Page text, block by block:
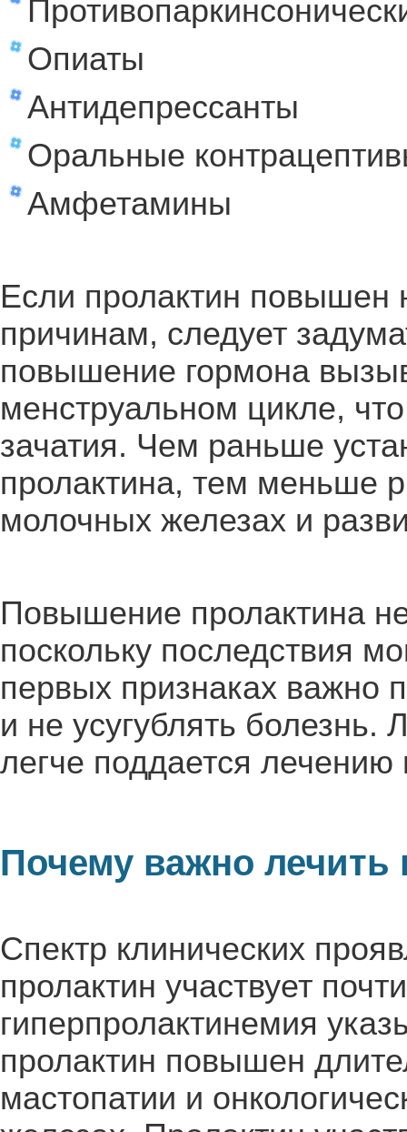
Опиаты
Антидепрессанты
Оральные
Амфетамины
Если пролактин повышен
причинам, следует
повышение гормона
менструальном цикле,
зачатия. Чем раньше
пролактина, тем меньше
молочных железах и
Повышение пролактина
поскольку последствия
первых признаках важно
и не усугублять болезнь.
легче поддается
Почему важно
Спектр клинических
пролактин участвует
гиперпролактинемия
пролактин повышен
мастопатии и